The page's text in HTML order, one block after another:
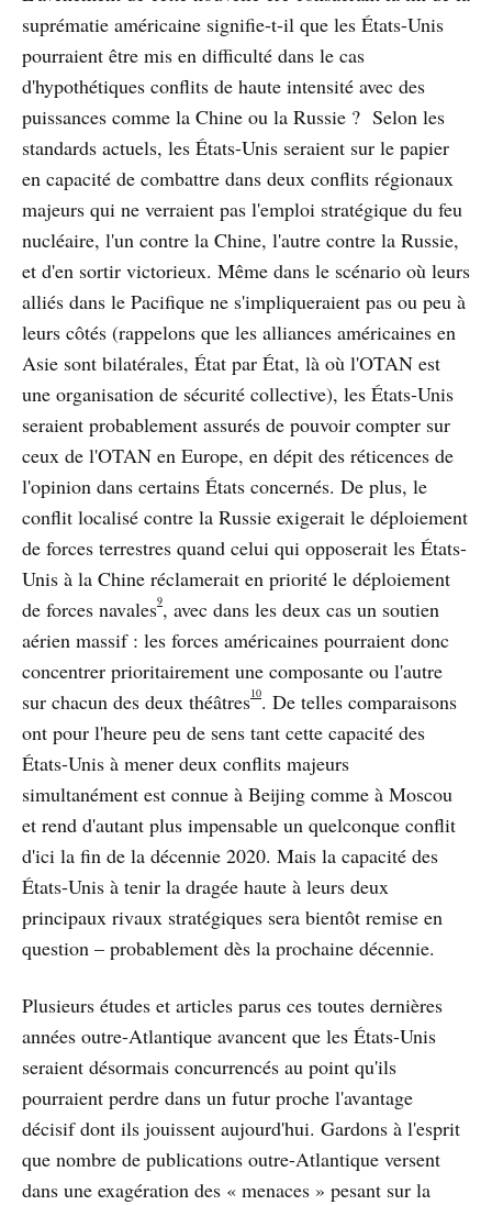
suprématie américaine signifie-t-il que les États-Unis
pourraient être mis en difficulté dans le cas
d'hypothétiques conflits de haute intensité avec des
puissances comme la Chine ou la Russie ? Selon les
standards actuels, les États-Unis seraient sur le papier
en capacité de combattre dans deux conflits régionaux
majeurs qui ne verraient pas l'emploi stratégique du feu
nucléaire, l'un contre la Chine, l'autre contre la Russie,
et d'en sortir victorieux. Même dans le scénario où leurs
alliés dans le Pacifique ne s'impliqueraient pas ou peu à
leurs côtés (rappelons que les alliances américaines en
Asie sont bilatérales, État par État, là où l'OTAN est
une organisation de sécurité collective), les États-Unis
seraient probablement assurés de pouvoir compter sur
ceux de l'OTAN en Europe, en dépit des réticences de
l'opinion dans certains États concernés. De plus, le
conflit localisé contre la Russie exigerait le déploiement
de forces terrestres quand celui qui opposerait les États-
Unis à la Chine réclamerait en priorité le déploiement
de forces navales9, avec dans les deux cas un soutien
aérien massif : les forces américaines pourraient donc
concentrer prioritairement une composante ou l'autre
sur chacun des deux théâtres10. De telles comparaisons
ont pour l'heure peu de sens tant cette capacité des
États-Unis à mener deux conflits majeurs
simultanément est connue à Beijing comme à Moscou
et rend d'autant plus impensable un quelconque conflit
d'ici la fin de la décennie 2020. Mais la capacité des
États-Unis à tenir la dragée haute à leurs deux
principaux rivaux stratégiques sera bientôt remise en
question – probablement dès la prochaine décennie.
Plusieurs études et articles parus ces toutes dernières
années outre-Atlantique avancent que les États-Unis
seraient désormais concurrencés au point qu'ils
pourraient perdre dans un futur proche l'avantage
décisif dont ils jouissent aujourd'hui. Gardons à l'esprit
que nombre de publications outre-Atlantique versent
dans une exagération des « menaces » pesant sur la